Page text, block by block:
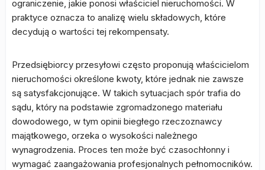
ograniczenie, jakie ponosi właściciel nieruchomości. W
praktyce oznacza to analizę wielu składowych, które
decydują o wartości tej rekompensaty.
Przedsiębiorcy przesyłowi często proponują właścicielom
nieruchomości określone kwoty, które jednak nie zawsze
są satysfakcjonujące. W takich sytuacjach spór trafia do
sądu, który na podstawie zgromadzonego materiału
dowodowego, w tym opinii biegłego rzeczoznawcy
majątkowego, orzeka o wysokości należnego
wynagrodzenia. Proces ten może być czasochłonny i
wymagać zaangażowania profesjonalnych pełnomocników.